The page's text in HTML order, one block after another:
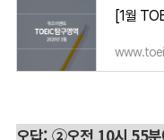
오답: ②오전 10시 55분